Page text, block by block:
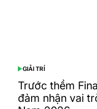
POSTED
IN
GIẢI TRÍ
Trước thềm
đảm nhận vai